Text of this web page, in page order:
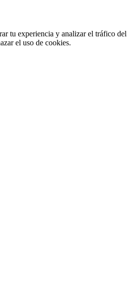
tu experiencia y analizar el tráfico del
el uso de cookies.